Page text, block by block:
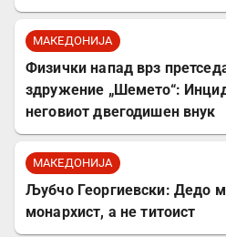
МАКЕДОНИЈА
Физички напад врз
здружение „Шемето“:
неговиот двегодишен внук
МАКЕДОНИЈА
Љубчо Георгиевски: Дедо
монархист, а не титоист